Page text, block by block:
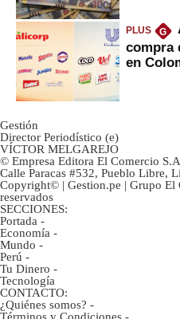
PLUS G
compra
en
Gestión
Director Periodístico (e)
VÍCTOR MELGAREJO
© Empresa Editora El Comercio
Calle Paracas #532, Pueblo Libre,
Copyright© | Gestion.pe | Grupo El
reservados
SECCIONES:
Portada -
Economía -
Mundo -
Perú -
Tu Dinero -
Tecnología
CONTACTO:
¿Quiénes somos? -